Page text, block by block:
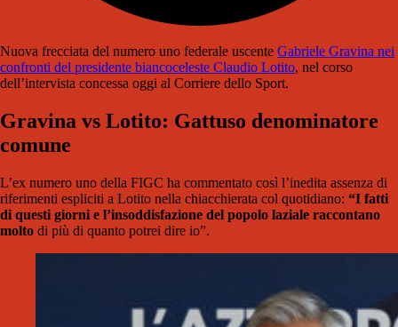
Nuova frecciata del numero uno federale uscente Gabriele Gravina nei
confronti del presidente biancoceleste Claudio Lotito, nel corso
dell’intervista concessa oggi al Corriere dello Sport.
Gravina vs Lotito: Gattuso denominatore
comune
L’ex numero uno della FIGC ha commentato così l’inedita assenza di
riferimenti espliciti a Lotito nella chiacchierata col quotidiano: “I fatti
di questi giorni e l’insoddisfazione del popolo laziale raccontano
molto di più di quanto potrei dire io”.